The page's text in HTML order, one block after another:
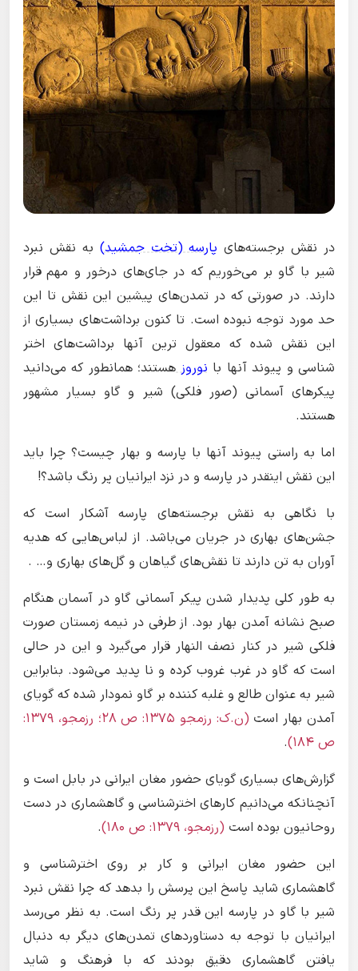
در نقش برجسته‌های پارسه (تخت جمشید) به نقش نبرد
شیر با گاو بر می‌خوریم که در جای‌های درخور و مهم قرار
دارند. در صورتی که در تمدن‌های پیشین این نقش تا این
حد مورد توجه نبوده است. تا کنون برداشت‌های بسیاری از
این نقش شده که معقول ترین آنها برداشت‌های اختر
شناسی و پیوند آنها با نوروزهستند؛ همانطور که می‌دانید
پیکرهای آسمانی (صور فلکی) شیر و گاو بسیار مشهور
هستند.
اما به راستی پیوند آنها با پارسه و بهار چیست؟ چرا باید
این نقش اینقدر در پارسه و در نزد ایرانیان پر رنگ باشد؟!
با نگاهی به نقش برجسته‌های پارسه آشکار است که
جشن‌های بهاری در جریان می‌باشد. از لباس‌هایی که هدیه
آوران به تن دارند تا نقش‌های گیاهان و گل‌های بهاری و… .
به طور کلی پدیدار شدن پیکر آسمانی گاو در آسمان هنگام
صبح نشانه آمدن بهار بود. از طرفی در نیمه زمستان صورت
فلکی شیر در کنار نصف النهار قرار می‌گیرد و این در حالی
است که گاو در غرب غروب کرده و نا پدید می‌شود. بنابراین
شیر به عنوان طالع و غلبه کننده بر گاو نمودار شده که گویای
آمدن بهار است
(ن.ک: رزمجو ۱۳۷۵: ص ۲۸؛ رزمجو، ۱۳۷۹:
ص ۱۸۴)
.
گزارش‌های بسیاری گویای حضور مغان ایرانی در بابل است و
آنچنانکه می‌دانیم کارهای اخترشناسی و گاهشماری در دست
روحانیون بوده است (رزمجو، ۱۳۷۹: ص ۱۸۰)
.
این حضور مغان ایرانی و کار بر روی اخترشناسی و
گاهشماری شاید پاسخ این پرسش را بدهد که چرا نقش نبرد
شیر با گاو در پارسه این قدر پر رنگ است. به نظر می‌رسد
ایرانیان با توجه به دستاوردهای تمدن‌های دیگر به دنبال
یافتن گاهشماری دقیق بودند که با فرهنگ و شاید